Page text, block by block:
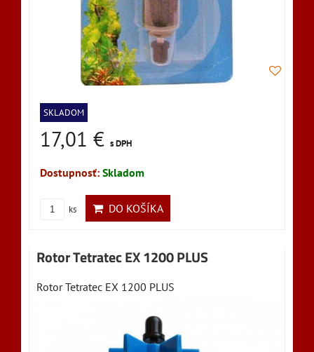
SKLADOM
17,01 € s DPH
Dostupnosť: Skladom
ks DO KOŠÍKA
Rotor Tetratec EX 1200 PLUS
Rotor Tetratec EX 1200 PLUS